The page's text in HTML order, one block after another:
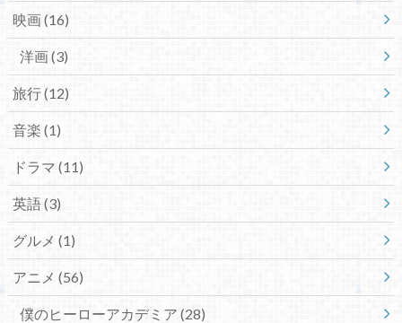
映画(16)
洋画(3)
旅行(12)
音楽 (1)
ドラマ (11)
英語(3)
グルメ (1)
アニメ (56)
僕のヒーローアカデミア (28)